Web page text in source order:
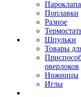
Поплавки
Разное
Шпульки
Товары
оверлоков
Ножницы
Иглы